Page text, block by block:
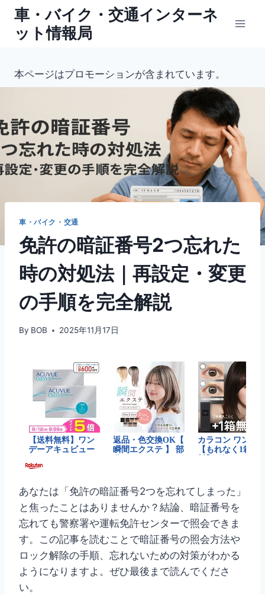
ッ
車・バイク・交通インターネ
ット情報局
本ページはプロモーションが含まれています。
車・バイク・交通
免許の暗証番号2つ忘れた
時の対処法｜再設定・変更
の手順を完全解説
By BOB 2025年11月17日
あなたは「免許の暗証番号2つを忘れてしまった」
と焦ったことはありませんか？結論、暗証番号を
忘れても警察署や運転免許センターで照会できま
す。この記事を読むことで暗証番号の照会方法や
ロック解除の手順、忘れないための対策がわかる
ようになりますよ。ぜひ最後まで読んでくださ
い。